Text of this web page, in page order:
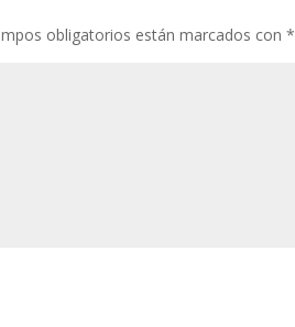
obligatorios están marcados con*